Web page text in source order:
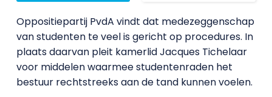
Oppositiepartij PvdA vindt dat medezeggenschap
van studenten te veel is gericht op procedures. In
plaats daarvan pleit kamerlid Jacques Tichelaar
voor middelen waarmee studentenraden het
bestuur rechtstreeks aan de tand kunnen voelen.